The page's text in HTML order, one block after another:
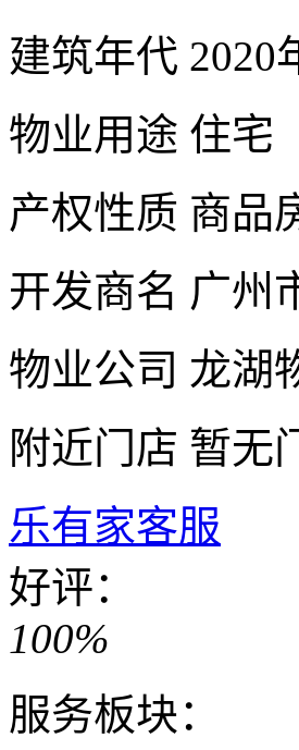
建筑年代 2020
物业用途 住宅
产权性质 商品
开发商名 广州
物业公司 龙湖
附近门店 暂无
乐有家客服
好评：
100%
服务板块：